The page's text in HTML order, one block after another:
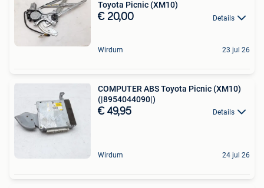
Toyota Picnic (XM10)
€ 20,00 Details
Wirdum 23 jul 26
COMPUTER ABS Toyota Picnic (XM10)
(|8954044090|)
€ 49,95 Details
Wirdum 24 jul 26